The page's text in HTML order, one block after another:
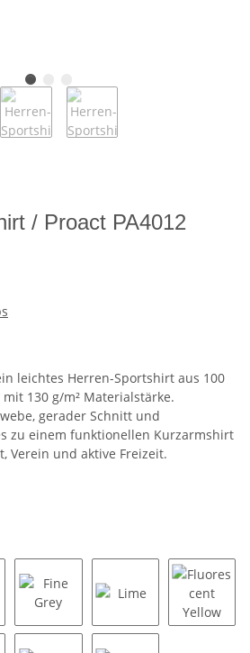
/ Proact PA4012
leichtes Herren-Sportshirt aus 100
130 g/m² Materialstärke.
gerader Schnitt und
zu einem funktionellen Kurzarmshirt
Verein und aktive Freizeit.
Fine Grey Lime